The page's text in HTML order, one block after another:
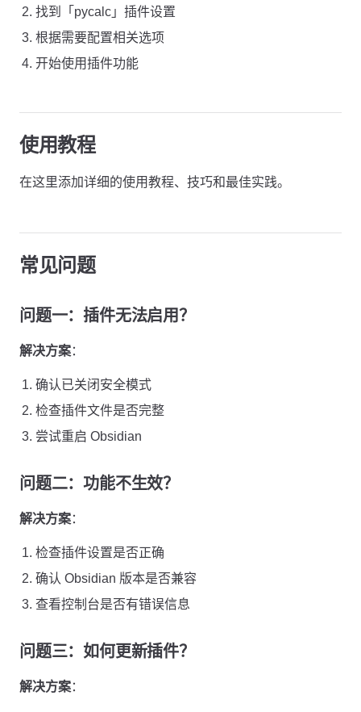
找到「pycalc」插件设置
根据需要配置相关选项
开始使用插件功能
使用教程
在这里添加详细的使用教程、技巧和最佳实践。
常见问题
问题一：插件无法启用？
解决方案：
确认已关闭安全模式
检查插件文件是否完整
尝试重启 Obsidian
问题二：功能不生效？
解决方案：
检查插件设置是否正确
确认 Obsidian 版本是否兼容
查看控制台是否有错误信息
问题三：如何更新插件？
解决方案：